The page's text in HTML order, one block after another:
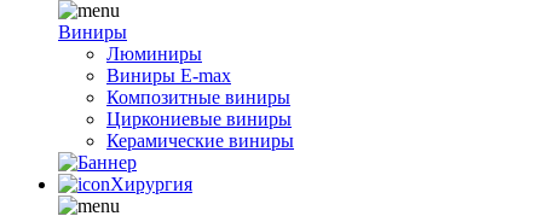
Виниры
Люминиры
Виниры E-max
Композитные виниры
Циркониевые виниры
Керамические виниры
Хирургия